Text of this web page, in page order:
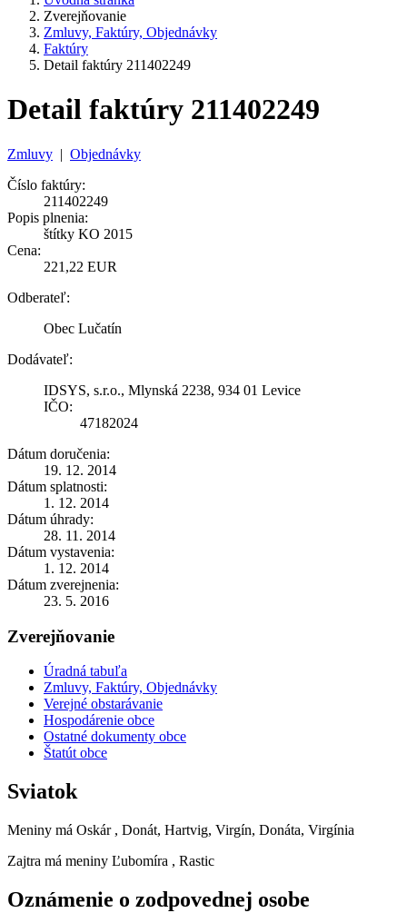
Zverejňovanie
Zmluvy, Faktúry, Objednávky
Faktúry
Detail faktúry 211402249
Detail faktúry 211402249
Zmluvy | Objednávky
Číslo faktúry:
211402249
Popis plnenia:
štítky KO 2015
Cena:
221,22 EUR
Odberateľ:
Obec Lučatín
Dodávateľ:
IDSYS, s.r.o., Mlynská 2238, 934 01 Levice
IČO:
47182024
Dátum doručenia:
19. 12. 2014
Dátum splatnosti:
1. 12. 2014
Dátum úhrady:
28. 11. 2014
Dátum vystavenia:
1. 12. 2014
Dátum zverejnenia:
23. 5. 2016
Zverejňovanie
Úradná tabuľa
Zmluvy, Faktúry, Objednávky
Verejné obstarávanie
Hospodárenie obce
Ostatné dokumenty obce
Štatút obce
Sviatok
Meniny má Oskár , Donát, Hartvig, Virgín, Donáta, Virgínia
Zajtra má meniny Ľubomíra , Rastic
Oznámenie o zodpovednej osobe